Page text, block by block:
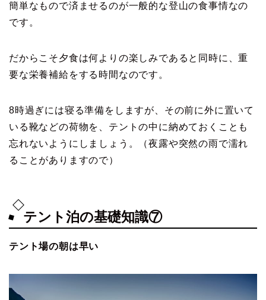
簡単なもので済ませるのが一般的な登山の食事情なの
です。
だからこそ夕食は何よりの楽しみであると同時に、重
要な栄養補給をする時間なのです。
8時過ぎには寝る準備をしますが、その前に外に置いて
いる靴などの荷物を、テントの中に納めておくことも
忘れないようにしましょう。（夜露や突然の雨で濡れ
ることがありますので）
テント泊の基礎知識⑦
テント場の朝は早い